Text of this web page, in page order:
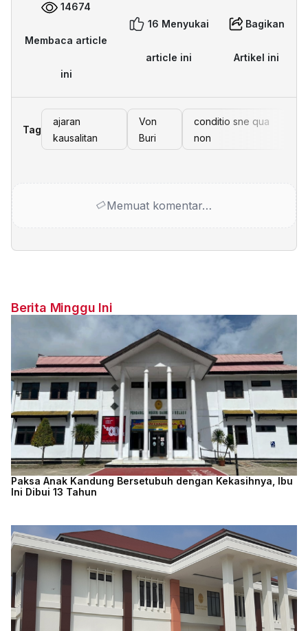
14674
Membaca article
ini
16 Menyukai
article ini
Bagikan
Artikel ini
Tag
ajaran
kausalitan
Von
Buri
conditio sne qua
non
Memuat komentar…
Berita Minggu Ini
Paksa Anak Kandung Bersetubuh dengan Kekasihnya, Ibu
Ini Dibui 13 Tahun